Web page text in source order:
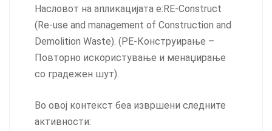
Насловот на апликацијата е:RE-Construct
(Re-use and management of Construction and
Demolition Waste). (РЕ-Конструирање –
Повторно искористување и менаџирање
со градежен шут).
Во овој контекст беа извршени следните
активности: